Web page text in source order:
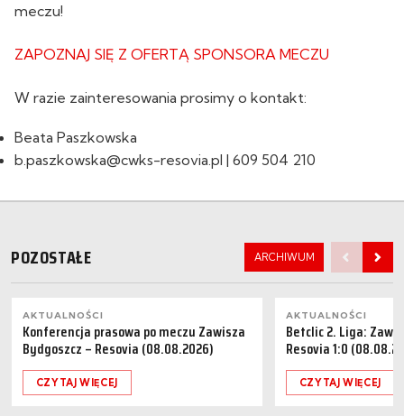
meczu!
ZAPOZNAJ SIĘ Z OFERTĄ SPONSORA MECZU
W razie zainteresowania prosimy o kontakt:
Beata Paszkowska
b.paszkowska@cwks-resovia.pl | 609 504 210
POZOSTAŁE ARCHIWUM
AKTUALNOŚCI
Konferencja prasowa po meczu Zawisza
Bydgoszcz – Resovia (08.08.2026)
CZYTAJ WIĘCEJ
AKTUALNOŚCI
Betclic 2. Liga:
Resovia 1:0
CZYTAJ WIĘCEJ